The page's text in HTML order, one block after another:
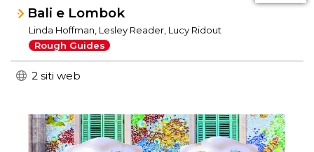
Bali e Lombok
Linda Hoffman, Lesley Reader, Lucy Ridout
Rough Guides
2 siti web